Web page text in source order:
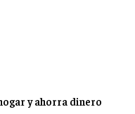
y ahorra dinero